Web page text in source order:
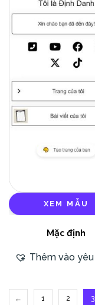
XEM MẪU
Mặc định
Thêm vào
← 1 2 3